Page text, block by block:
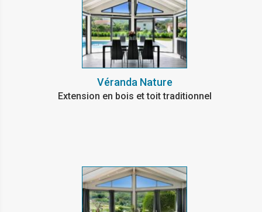
Véranda Nature
Extension en bois et toit traditionnel